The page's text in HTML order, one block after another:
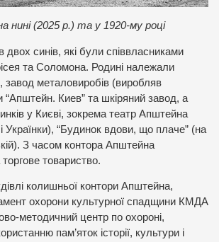
нині (2025 р.) та у 1920-му році
синів, які були співвласниками
та Соломона. Родині належали
завод металовиробів (виробляв
“Апштейн. Киев” та шкіряний завод, а
у Києві, зокрема театр Апштейна
Українки), “Будинок вдови, що плаче” (на
З часом контора Апштейна
товариство.
колишньої контори Апштейна,
охорони культурної спадщини КМДА
методичний центр по охороні,
пам’яток історії, культури і